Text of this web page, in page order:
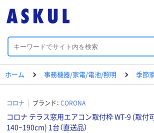
ホーム 事務機器/家電/電池/照明 季節
コロナ ブランド： CORONA
コロナ テラス窓用エアコン取付枠 WT-9 (取付
140~190cm) 1台（直送品）